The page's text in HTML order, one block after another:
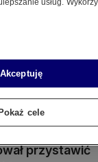
działa dalej.
i zdrowiu"
przystawić
usług.
Akceptuję
Pokaż cele